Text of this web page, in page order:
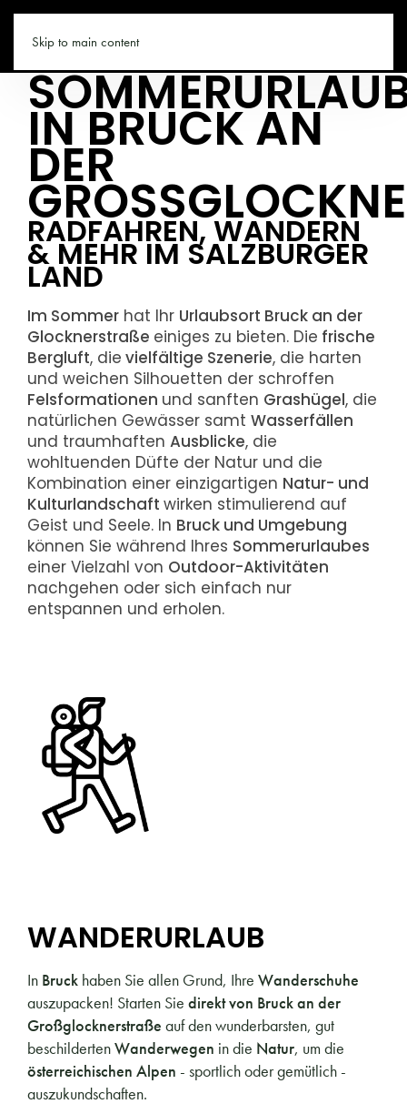
Skip to main content
BRUCK.CO
IN BRUCK AN
DER
RADFAHREN, WANDERN
& MEHR IM SALZBURGER
LAND
Im Sommer hat Ihr Urlaubsort Bruck an der
Glocknerstraße einiges zu bieten. Die frische
Bergluft, die vielfältige Szenerie, die harten
und weichen Silhouetten der schroffen
Felsformationen und sanften Grashügel, die
natürlichen Gewässer samt Wasserfällen
und traumhaften Ausblicke, die
wohltuenden Düfte der Natur und die
Kombination einer einzigartigen Natur- und
Kulturlandschaft wirken stimulierend auf
Geist und Seele. In Bruck und Umgebung
können Sie während Ihres Sommerurlaubes
einer Vielzahl von Outdoor-Aktivitäten
nachgehen oder sich einfach nur
entspannen und erholen.
WANDERURLAUB
In Bruck haben Sie allen Grund, Ihre Wanderschuhe
auszupacken! Starten Sie direkt von Bruck an der
Großglocknerstraße auf den wunderbarsten, gut
beschildertenWanderwegen in die Natur, um die
österreichischen Alpen - sportlich oder gemütlich -
auszukundschaften.